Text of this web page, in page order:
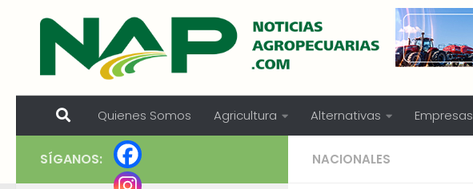
Skip to content
Quienes Somos Agricultura Alternativas Empresas
NACIONALES
SÍGANOS: